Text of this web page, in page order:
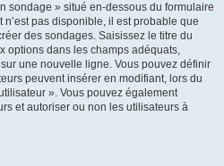
sondage » situé en-dessous du formulaire
pas disponible, il est probable que
des sondages. Saisissez le titre du
options dans les champs adéquats,
une nouvelle ligne. Vous pouvez définir
peuvent insérer en modifiant, lors du
». Vous pouvez également
et autoriser ou non les utilisateurs à